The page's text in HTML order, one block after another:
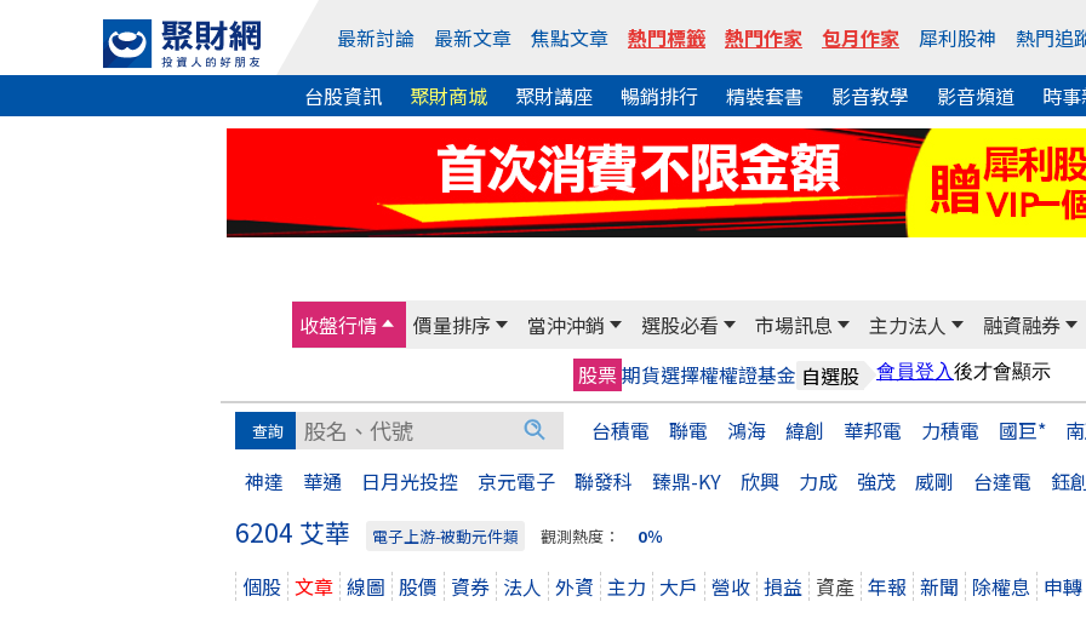
最新討論 最新文章 焦點文章 熱門標籤 熱門作家 包月作家 犀利股神
熱門追
台股資訊
聚財商城 聚財講座 暢銷排行 精裝套書 影音教學 影音頻道 時
收盤行情 價量排序 當沖沖銷 選股必看 市場訊息 主力法人
融資融券
股票期貨選擇權權證基金 自選股
台積電
聯電 鴻海 緯創 華邦電 力積電 國巨*
神達
華通 日月光投控 京元電子 聯發科 臻鼎-KY 欣興 力成 強茂 威剛 台達電 鈺
6204 艾華 電子上游-被動元件類 觀測熱度： 0％
個股 文章 線圖 股價 資券 法人 外資 主力 大戶 營收 損益 資產 年報 新聞 除權息 申轉